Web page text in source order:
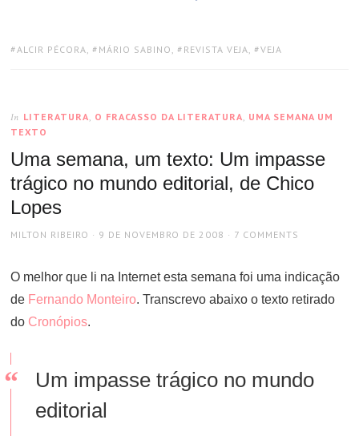
TAGS:
ALCIR PÉCORA, MÁRIO SABINO , REVISTA VEJA, VEJA
In LITERATURA, O FRACASSO DA LITERATURA, UMA SEMANA UM
TEXTO
Uma semana, um texto: Um impasse
trágico no mundo editorial, de Chico
Lopes
AUTHOR
MILTON RIBEIRO
POSTED
9 DE NOVEMBRO DE 2008 7 COMMENTS
O melhor que li na Internet esta semana foi uma indicação
de Fernando Monteiro. Transcrevo abaixo o texto retirado
do Cronópios.
Um impasse trágico no mundo
editorial